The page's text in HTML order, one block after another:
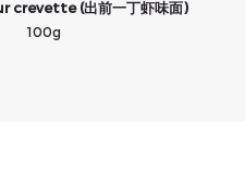
crevette (出前一丁虾味面)
100g